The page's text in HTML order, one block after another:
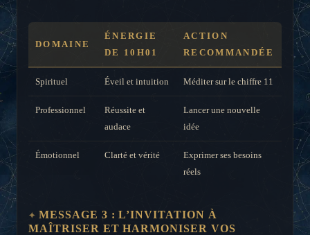
DOMAINE
ÉNERGIE
DE 10H01
ACTION
RECOMMANDÉE
Spirituel Éveil et intuition Méditer sur le chiffre 11
Professionnel
Réussite et
audace
Lancer une nouvelle
idée
Émotionnel Clarté et vérité
Exprimer ses besoins
réels
MESSAGE 3 : L’INVITATION À
MAÎTRISER ET HARMONISER VOS